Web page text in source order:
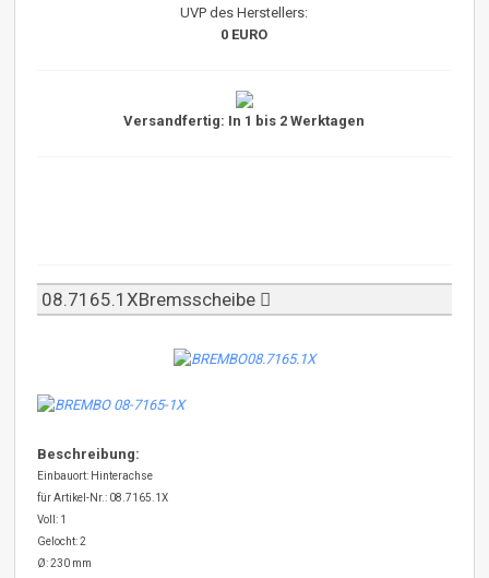
UVP des Herstellers:
0 EURO
Versandfertig: In 1 bis 2 Werktagen
08.7165.1XBremsscheibe
Beschreibung:
Einbauort: Hinterachse
für Artikel-Nr.: 08.7165.1X
Voll: 1
Gelocht: 2
Ø: 230 mm